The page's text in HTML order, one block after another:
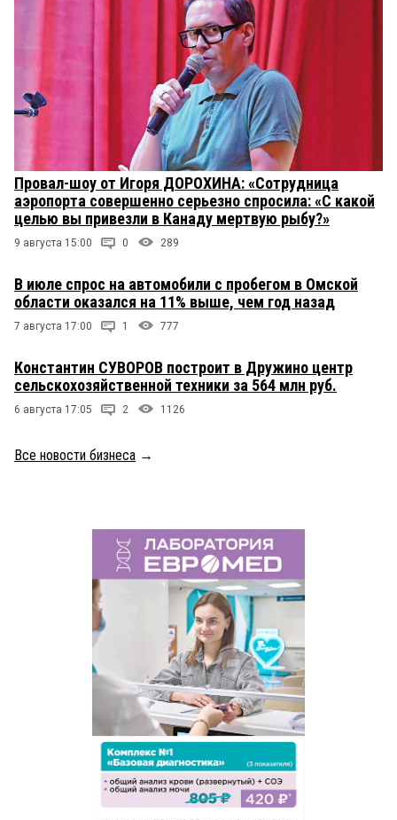
Провал-шоу от Игоря ДОРОХИНА: «Сотрудница
аэропорта совершенно серьезно спросила: «С какой
целью вы привезли в Канаду мертвую рыбу?»
9 августа 15:00 0 289
В июле спрос на автомобили с пробегом в Омской
области оказался на 11% выше, чем год назад
7 августа 17:00 1 777
Константин СУВОРОВ построит в Дружино центр
сельскохозяйственной техники за 564 млн руб.
6 августа 17:05 2 1126
Все новости бизнеса →